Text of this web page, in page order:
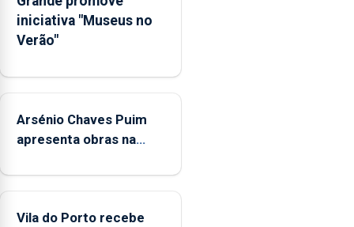
emocionais
e
sociais
das
iniciativa "Museus no
Verão"
Arsénio Chaves Puim
apresenta obras na
Porto
Vila do Porto recebe